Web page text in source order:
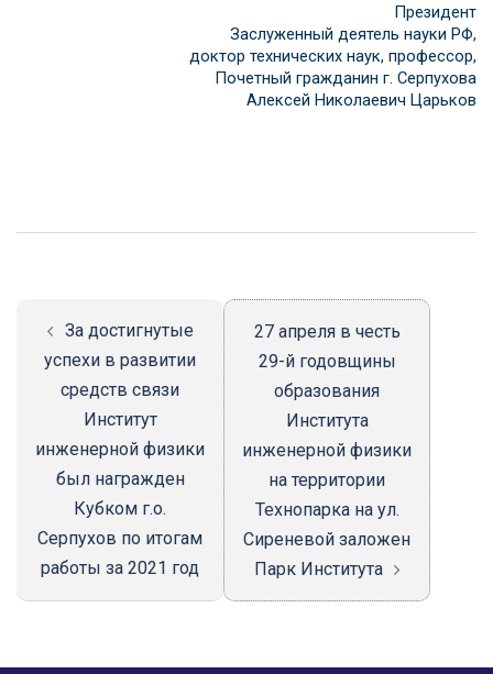
Президент
Заслуженный деятель науки РФ,
доктор технических наук, профессор,
Почетный гражданин г. Серпухова
Алексей Николаевич Царьков
Навигация
За достигнутые
успехи в развитии
средств связи
Институт
инженерной физики
был награжден
Кубком г.о.
Серпухов по итогам
работы за 2021 год
27 апреля в честь
29-й годовщины
образования
Института
инженерной физики
на территории
Технопарка на ул.
Сиреневой заложен
Парк Института